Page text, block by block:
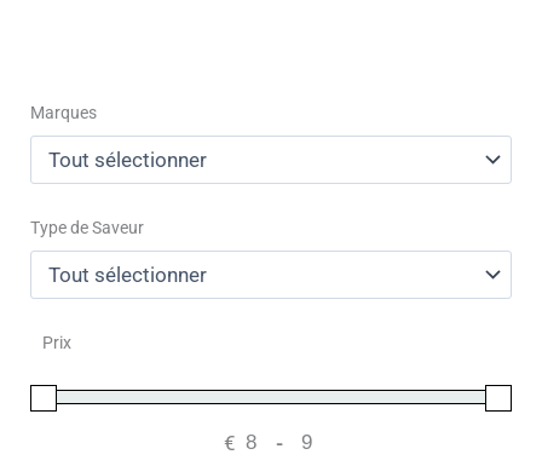
Marques
Type de Saveur
Prix
€ Minimum Price
-Maximum Price